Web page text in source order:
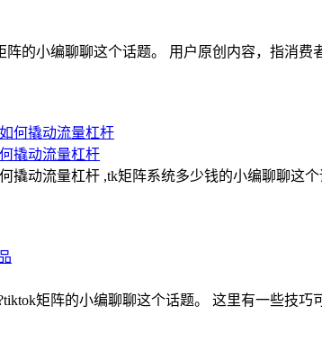
阵的小编聊聊这个话题。 用户原创内容，指消
撬动流量杠杆
撬动流量杠杆 ,tk矩阵系统多少钱的小编聊聊这
矩阵的小编聊聊这个话题。 这里有一些技